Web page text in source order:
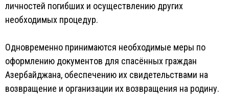
личностей погибших и осуществлению других
необходимых процедур.
Одновременно принимаются необходимые меры по
оформлению документов для спасённых граждан
Азербайджана, обеспечению их свидетельствами на
возвращение и организации их возвращения на родину.